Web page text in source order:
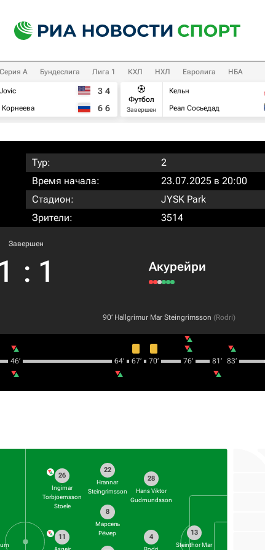
Серия А Бундеслига Лига 1 КХЛ НХЛ Евролига НБА
Корнеева
3 4
6 6
Футбол
Завершен
Кельн
Реал Сосьедад
Тур:
2
Время начала:
23.07.2025 в 20:00
Стадион:
JYSK Park
Зрители:
3514
Завершен
: 1 Акурейри
90‎’‎ Hallgrimur Mar Steingrimsson (Rodri)
46‎’‎ 64‎’‎ 67‎’‎ 70‎’‎ 76‎’‎ 81‎’‎ 83‎’‎
13
Steinthor Mar
28
Hans Viktor
Gudmundsson
4
22
Hrannar
Steingrimsson
8
Марсель
Рёмер
26
Ingimar
Torbjoernsson
Stoele
11